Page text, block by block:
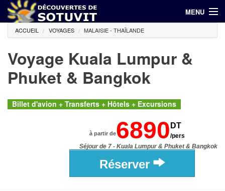
MENU
(00 216) 71 798 644 / 94 686 940
Accueil
Hôtels
Voyages
ACCUEIL VOYAGES MALAISIE - THAÏLANDE
Voyage Kuala Lumpur &
Phuket & Bangkok
Billet d'avion + Transferts + Hôtels + Excursions
à partir de6890 DT
/pers
Séjour de 7 - Kuala Lumpur & Phuket & Bangkok
Réserver